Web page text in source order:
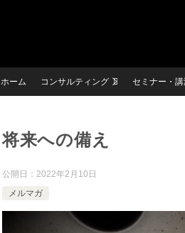
ホーム コンサルティング セミナー・
将来への備え
公開日： 2022年2月10日
メルマガ